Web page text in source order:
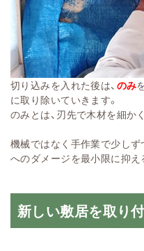
切り込みを入れた後は、 のみ
に取り除いていきます。
のみとは、刃先で木材を細か
機械ではなく手作業で少し
へのダメージを最小限に抑
新しい敷居を取り付